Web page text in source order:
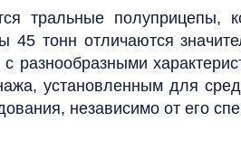
тральные полуприцепы,
45 тонн отличаются
с разнообразными
установленным для
независимо от его